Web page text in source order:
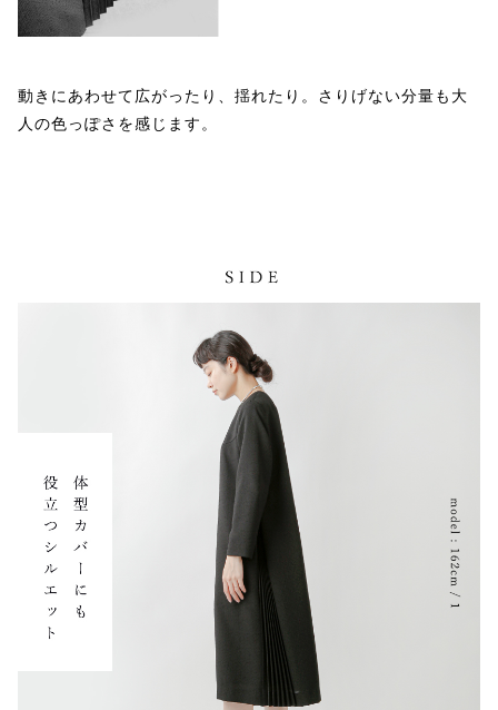
動きにあわせて広がったり、揺れたり。さりげない分量も大
人の色っぽさを感じます。